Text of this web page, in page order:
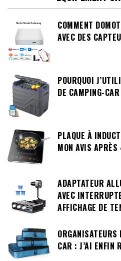
COMMENT
AVEC DES
POURQUOI
DE CAMPING-
PLAQUE À
MON AVIS
ADAPTATEUR
AVEC
AFFICHAGE DE
CAR : J’AI ENFIN